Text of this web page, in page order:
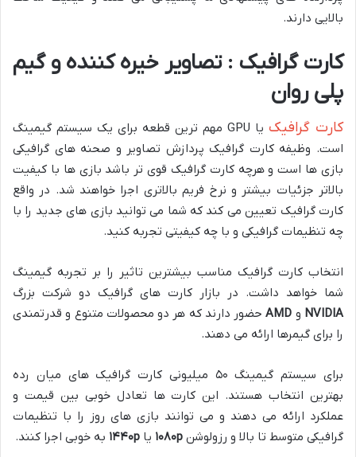
بالایی دارند.
کارت گرافیک : تصاویر خیره کننده و گیم
پلی روان
کارت گرافیک
یا GPU مهم ترین قطعه برای یک سیستم گیمینگ
است. وظیفه کارت گرافیک پردازش تصاویر و صحنه های گرافیکی
بازی ها است و هرچه کارت گرافیک قوی تر باشد بازی ها با کیفیت
بالاتر جزئیات بیشتر و نرخ فریم بالاتری اجرا خواهند شد. در واقع
کارت گرافیک تعیین می کند که شما می توانید بازی های جدید را با
چه تنظیمات گرافیکی و با چه کیفیتی تجربه کنید.
انتخاب کارت گرافیک مناسب بیشترین تاثیر را بر تجربه گیمینگ
شما خواهد داشت. در بازار کارت های گرافیک دو شرکت بزرگ
NVIDIA و AMDحضور دارند که هر دو محصولات متنوع و قدرتمندی
را برای گیمرها ارائه می دهند.
برای سیستم گیمینگ ۵۰ میلیونی کارت گرافیک های میان رده
بهترین انتخاب هستند. این کارت ها تعادل خوبی بین قیمت و
عملکرد ارائه می دهند و می توانند بازی های روز را با تنظیمات
گرافیکی متوسط تا بالا و رزولوشن ۱۰۸۰p یا ۱۴۴۰p به خوبی اجرا کنند.